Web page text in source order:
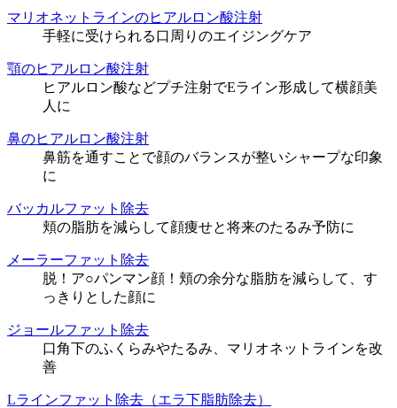
マリオネットラインのヒアルロン酸注射
手軽に受けられる口周りのエイジングケア
顎のヒアルロン酸注射
ヒアルロン酸などプチ注射でEライン形成して横顔美
人に
鼻のヒアルロン酸注射
鼻筋を通すことで顔のバランスが整いシャープな印象
に
バッカルファット除去
頬の脂肪を減らして顔痩せと将来のたるみ予防に
メーラーファット除去
脱！ア○パンマン顔！頬の余分な脂肪を減らして、す
っきりとした顔に
ジョールファット除去
口角下のふくらみやたるみ、マリオネットラインを改
善
Lラインファット除去（エラ下脂肪除去）